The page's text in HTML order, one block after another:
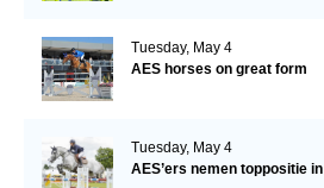
Tuesday, May 4
AES horses on great form
Tuesday, May 4
AES’ers nemen toppositie